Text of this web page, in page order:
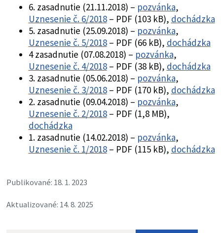
6. zasadnutie (21.11.2018) – pozvánka,
Uznesenie č. 6/2018– PDF (103 kB), dochádzka
5. zasadnutie (25.09.2018) – pozvánka,
Uznesenie č. 5/2018– PDF (66 kB), dochádzka
4 zasadnutie (07.08.2018) – pozvánka,
Uznesenie č. 4/2018– PDF (38 kB), dochádzka
3. zasadnutie (05.06.2018) – pozvánka,
Uznesenie č. 3/2018– PDF (170 kB), dochádzka
2. zasadnutie (09.04.2018) – pozvánka,
Uznesenie č. 2/2018– PDF (1,8 MB),
dochádzka
1. zasadnutie (14.02.2018) – pozvánka,
Uznesenie č. 1/2018– PDF (115 kB), dochádzka
Publikované: 18. 1. 2023
Aktualizované: 14. 8. 2025